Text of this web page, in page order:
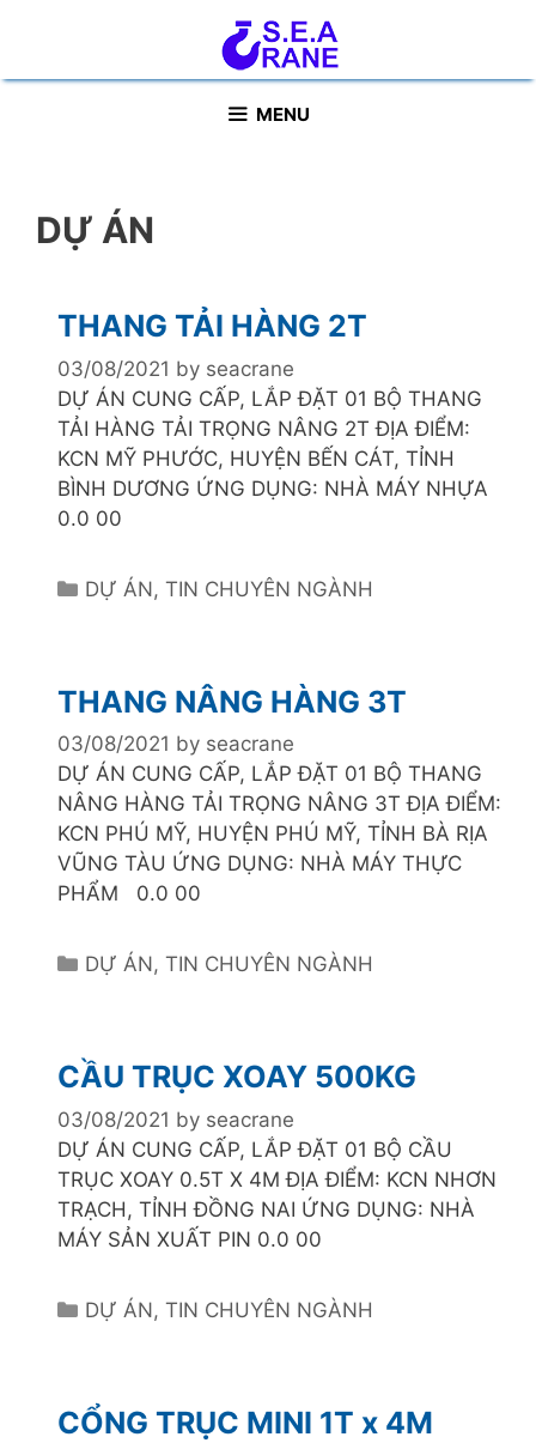
content
MENU
DỰ ÁN
THANG TẢI HÀNG 2T
03/08/2021 by seacrane
DỰ ÁN CUNG CẤP, LẮP ĐẶT 01 BỘ THANG
TẢI HÀNG TẢI TRỌNG NÂNG 2T ĐỊA ĐIỂM:
KCN MỸ PHƯỚC, HUYỆN BẾN CÁT, TỈNH
BÌNH DƯƠNG ỨNG DỤNG: NHÀ MÁY NHỰA
0.0 00
C
g
o
r
i
e
s
DỰ ÁN,TIN CHUYÊN NGÀNH
THANG NÂNG HÀNG 3T
03/08/2021 by seacrane
DỰ ÁN CUNG CẤP, LẮP ĐẶT 01 BỘ THANG
NÂNG HÀNG TẢI TRỌNG NÂNG 3T ĐỊA ĐIỂM:
KCN PHÚ MỸ, HUYỆN PHÚ MỸ, TỈNH BÀ RỊA
VŨNG TÀU ỨNG DỤNG: NHÀ MÁY THỰC
PHẨM 0.0 00
C
e
g
o
r
i
e
s
DỰ ÁN,TIN CHUYÊN NGÀNH
CẦU TRỤC XOAY 500KG
03/08/2021 by seacrane
DỰ ÁN CUNG CẤP, LẮP ĐẶT 01 BỘ CẦU
TRỤC XOAY 0.5T X 4M ĐỊA ĐIỂM: KCN NHƠN
TRẠCH, TỈNH ĐỒNG NAI ỨNG DỤNG: NHÀ
MÁY SẢN XUẤT PIN 0.0 00
C
e
g
DỰ ÁN,TIN CHUYÊN NGÀNH
CỔNG TRỤC MINI 1T x 4M